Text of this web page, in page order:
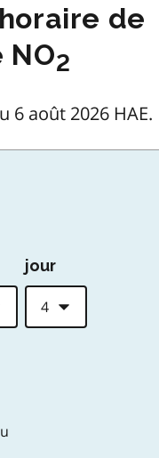
de
NO2
6 août 2026 HAE.